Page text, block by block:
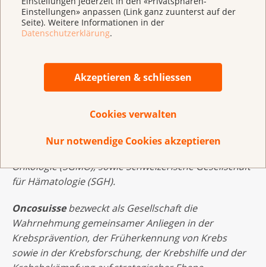
Einstellungen» anpassen (Link ganz zuunterst auf der
Seite). Weitere Informationen in der
Datenschutzerklärung.
Akzeptieren & schliessen
Cookies verwalten
Nur notwendige Cookies akzeptieren
NSKwww.nsk-krebsstrategie.chverfügbar.
Mitgliedern: Krebsliga Schweiz (KLS), Stiftung
Krebsforschung Schweiz (KFS), Schweizerische
Arbeitsgemeinschaft für Klinische Krebsforschung
(SAKK), Schweizerische Pädiatrische Onkologie
Gruppe (SPOG), National Institute for Cancer
Epidemiology and Registration (NICER),
Schweizerische Gesellschaft für Medizinische
Onkologie (SGMO), sowie Schweizerische Gesellschaft
für Hämatologie (SGH).
Oncosuissebezweckt als Gesellschaft die
Wahrnehmung gemeinsamer Anliegen in der
Krebsprävention, der Früherkennung von Krebs
sowie in der Krebsforschung, der Krebshilfe und der